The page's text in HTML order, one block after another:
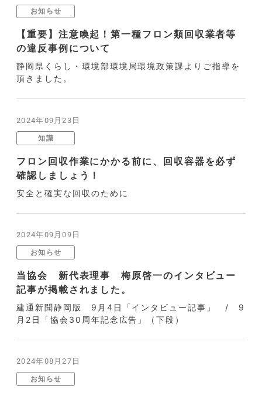
お知らせ
【重要】注意喚起！第一種フロン類回収業者等
の違反事例について
静岡県くらし・環境部環境局環境政策課よりご指導を
頂きました。
2024年09月23日
知識
フロン回収作業にかかる前に、回収容器を必ず
確認しましょう！
安全と確実な回収のために
2024年09月09日
お知らせ
当協会 新代表理事 梅原啓一のインタビュー
記事が掲載されました。
建通新聞静岡版 9月4日「インタビュー記事」 / 9
月2日「協会30周年記念広告」（下段）
2024年08月27日
お知らせ